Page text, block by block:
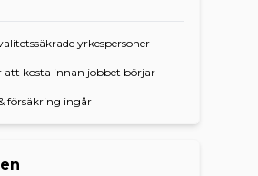
yrkespersoner
att kosta innan jobbet börjar
försäkring ingår